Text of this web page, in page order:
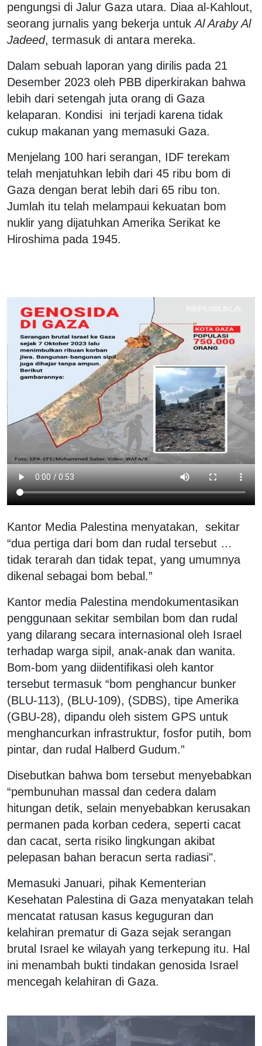
pengungsi di Jalur Gaza utara. Diaa al-Kahlout,
seorang jurnalis yang bekerja untukAl Araby Al
Jadeed, termasuk di antara mereka.
Dalam sebuah laporan yang dirilis pada 21
Desember 2023 oleh PBB diperkirakan bahwa
lebih dari setengah juta orang di Gaza
kelaparan. Kondisi ini terjadi karena tidak
cukup makanan yang memasuki Gaza.
Menjelang 100 hari serangan, IDF terekam
telah menjatuhkan lebih dari 45 ribu bom di
Gaza dengan berat lebih dari 65 ribu ton.
Jumlah itu telah melampaui kekuatan bom
nuklir yang dijatuhkan Amerika Serikat ke
Hiroshima pada 1945.
Kantor Media Palestina menyatakan, sekitar
“dua pertiga dari bom dan rudal tersebut …
tidak terarah dan tidak tepat, yang umumnya
dikenal sebagai bom bebal.”
Kantor media Palestina mendokumentasikan
penggunaan sekitar sembilan bom dan rudal
yang dilarang secara internasional oleh Israel
terhadap warga sipil, anak-anak dan wanita.
Bom-bom yang diidentifikasi oleh kantor
tersebut termasuk “bom penghancur bunker
(BLU-113), (BLU-109), (SDBS), tipe Amerika
(GBU-28), dipandu oleh sistem GPS untuk
menghancurkan infrastruktur, fosfor putih, bom
pintar, dan rudal Halberd Gudum.”
Disebutkan bahwa bom tersebut menyebabkan
“pembunuhan massal dan cedera dalam
hitungan detik, selain menyebabkan kerusakan
permanen pada korban cedera, seperti cacat
dan cacat, serta risiko lingkungan akibat
pelepasan bahan beracun serta radiasi".
Memasuki Januari, pihak Kementerian
Kesehatan Palestina di Gaza menyatakan telah
mencatat ratusan kasus keguguran dan
kelahiran prematur di Gaza sejak serangan
brutal Israel ke wilayah yang terkepung itu. Hal
ini menambah bukti tindakan genosida Israel
mencegah kelahiran di Gaza.